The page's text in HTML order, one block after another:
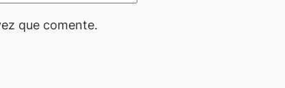
que comente.